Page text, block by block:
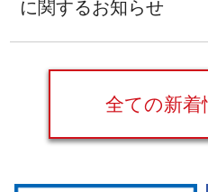
に関するお知らせ
全ての新着